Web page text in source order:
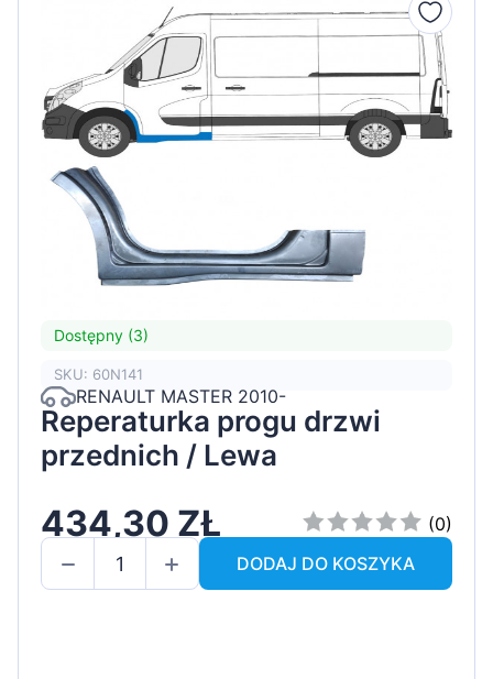
Dostępny (3)
SKU: 60N141
RENAULT MASTER 2010-
Reperaturka progu drzwi
przednich / Lewa
434,30 ZŁ
(0)
DODAJ DO KOSZYKA